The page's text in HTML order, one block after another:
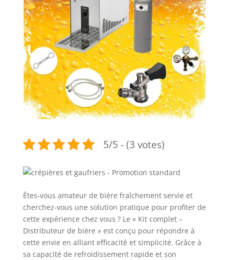
5/5 - (3 votes)
Êtes-vous amateur de bière fraîchement servie et
cherchez-vous une solution pratique pour profiter de
cette expérience chez vous ? Le « Kit complet –
Distributeur de bière » est conçu pour répondre à
cette envie en alliant efficacité et simplicité. Grâce à
sa capacité de refroidissement rapide et son